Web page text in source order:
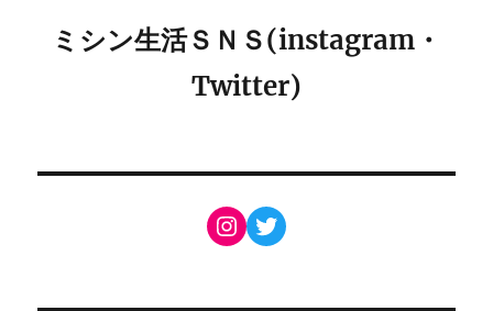
ミシン生活ＳＮＳ(instagram・
Twitter)
Instagram
Twitter